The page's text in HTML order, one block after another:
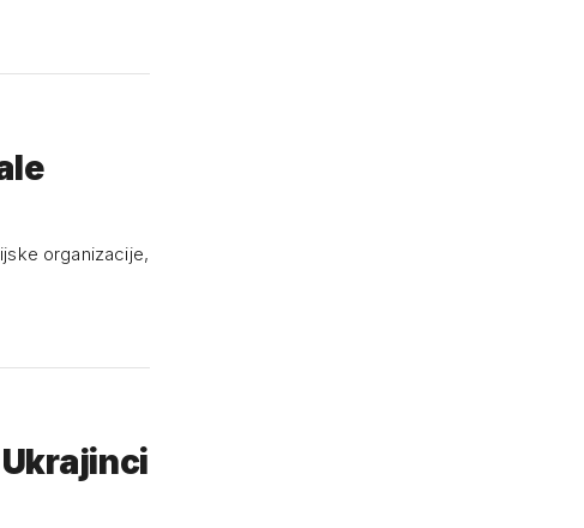
organizacije,